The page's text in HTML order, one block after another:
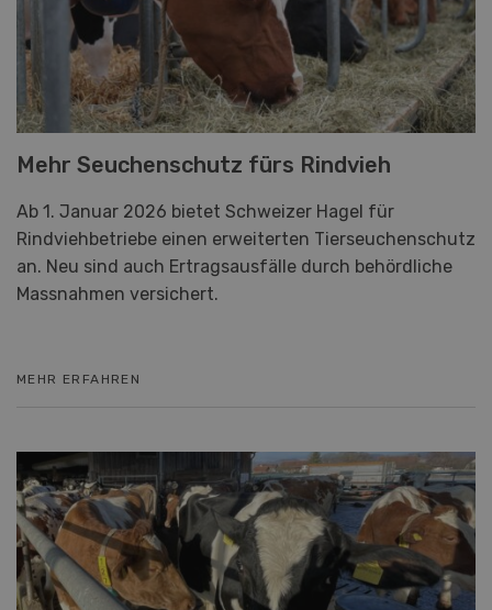
Mehr Seuchenschutz fürs Rindvieh
Ab 1. Januar 2026 bietet Schweizer Hagel für
Rindviehbetriebe einen erweiterten Tierseuchenschutz
an. Neu sind auch Ertragsausfälle durch behördliche
Massnahmen versichert.
MEHR ERFAHREN